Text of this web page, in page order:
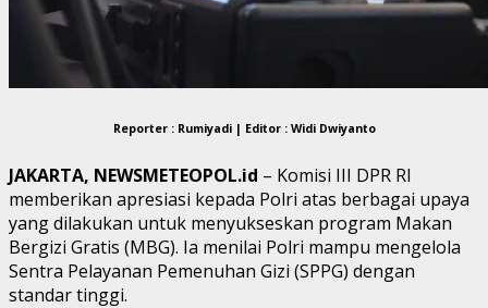
Reporter : Rumiyadi | Editor : Widi Dwiyanto
JAKARTA, NEWSMETEOPOL.id – Komisi III DPR RI
memberikan apresiasi kepada Polri atas berbagai upaya
yang dilakukan untuk menyukseskan program Makan
Bergizi Gratis (MBG). Ia menilai Polri mampu mengelola
Sentra Pelayanan Pemenuhan Gizi (SPPG) dengan
standar tinggi.